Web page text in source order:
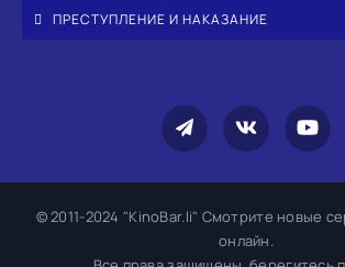
ПРЕСТУПЛЕНИЕ И НАКАЗАНИЕ
© 2011-2024 "KinoBar.li" Смотрите новые
онлайн.